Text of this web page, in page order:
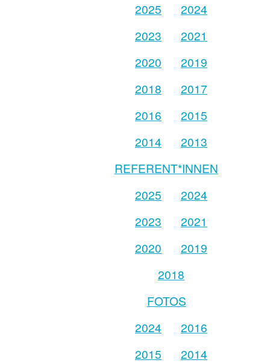
2025
2024
2023
2021
2020
2019
2018
2017
2016
2015
2014
2013
REFERENT*INNEN
2025
2024
2023
2021
2020
2019
2018
FOTOS
2024
2016
2015
2014